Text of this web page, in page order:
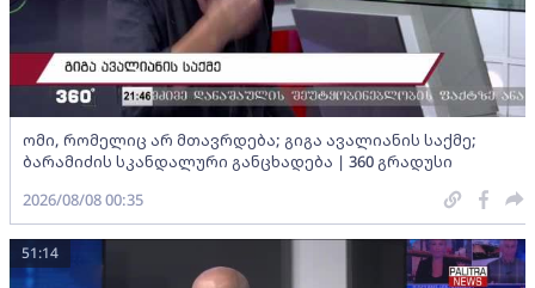
ომი, რომელიც არ მთავრდება; გიგა ავალიანის საქმე;
ბარამიძის სკანდალური განცხადება | 360 გრადუსი
2026/08/08 00:35
51:14